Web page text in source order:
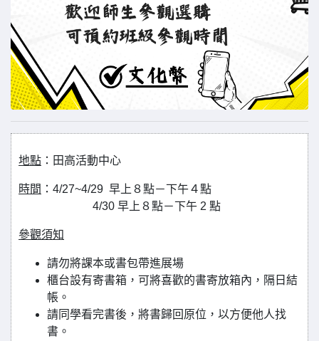
地點 ：田高活動中心
時間 ：4/27~4/29 早上８點－下午４點
4/30 早上８點－下午 2 點
參觀須知
請勿將課本或書包帶進展場
櫃台設有寄書箱，可將喜歡的書寄放箱內，隔日結
帳。
請同學看完書後，將書歸回原位，以方便他人找
書。